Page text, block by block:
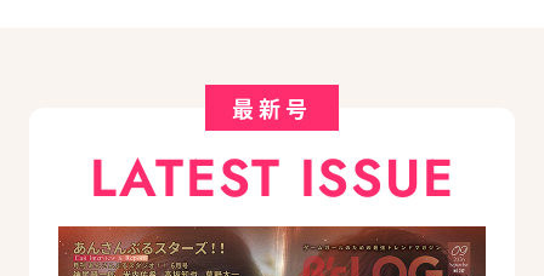
最新号
LATEST ISSUE